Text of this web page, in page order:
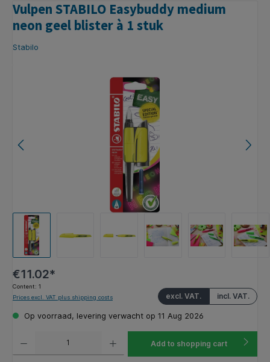
Vulpen STABILO Easybuddy medium
neon geel blister à 1 stuk
Stabilo
€11.02*
Content: 1
incl. VAT.
excl. VAT.
Prices excl. VAT plus shipping costs
Op voorraad, levering verwacht op 11 Aug 2026
Add to shopping cart